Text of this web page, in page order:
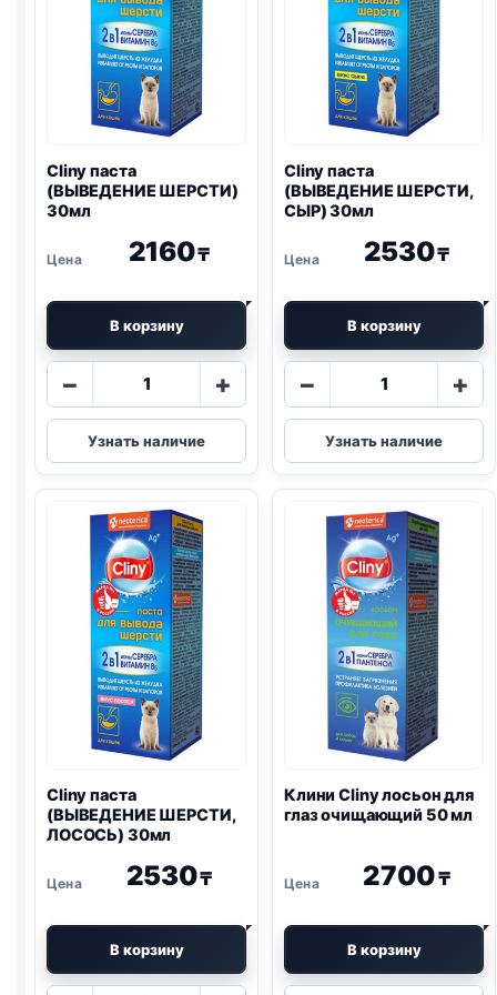
Cliny паста
(ВЫВЕДЕНИЕ ШЕРСТИ)
30мл
2160₸
В корзину
−
Количество
Cliny
паста
(ВЫВЕДЕНИЕ
30мл
+
Узнать наличие
Cliny паста
(ВЫВЕДЕНИЕ ШЕРСТИ,
СЫР) 30мл
2530₸
В корзину
−
Количество
Cliny
паста
(ВЫВЕДЕНИЕ
СЫР)
30мл
+
Узнать наличие
Cliny паста
(ВЫВЕДЕНИЕ ШЕРСТИ,
ЛОСОСЬ) 30мл
2530₸
В корзину
Клини Cliny лосьон для
глаз очищающий 50 мл
2700₸
В корзину